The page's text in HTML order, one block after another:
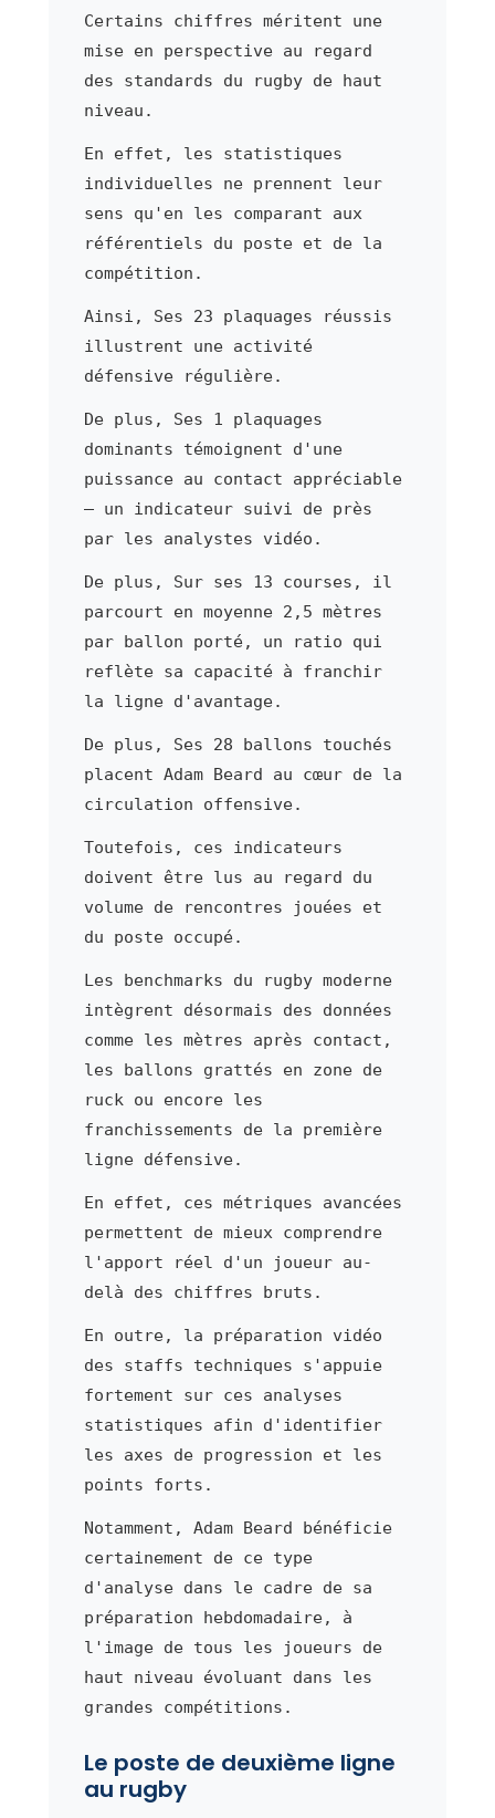
Certains chiffres méritent une
mise en perspective au regard
des standards du rugby de haut
niveau.
En effet, les statistiques
individuelles ne prennent leur
sens qu'en les comparant aux
référentiels du poste et de la
compétition.
Ainsi, Ses 23 plaquages réussis
illustrent une activité
défensive régulière.
De plus, Ses 1 plaquages
dominants témoignent d'une
puissance au contact appréciable
— un indicateur suivi de près
par les analystes vidéo.
De plus, Sur ses 13 courses, il
parcourt en moyenne 2,5 mètres
par ballon porté, un ratio qui
reflète sa capacité à franchir
la ligne d'avantage.
De plus, Ses 28 ballons touchés
placent Adam Beard au cœur de la
circulation offensive.
Toutefois, ces indicateurs
doivent être lus au regard du
volume de rencontres jouées et
du poste occupé.
Les benchmarks du rugby moderne
intègrent désormais des données
comme les mètres après contact,
les ballons grattés en zone de
ruck ou encore les
franchissements de la première
ligne défensive.
En effet, ces métriques avancées
permettent de mieux comprendre
l'apport réel d'un joueur au-
delà des chiffres bruts.
En outre, la préparation vidéo
des staffs techniques s'appuie
fortement sur ces analyses
statistiques afin d'identifier
les axes de progression et les
points forts.
Notamment, Adam Beard bénéficie
certainement de ce type
d'analyse dans le cadre de sa
préparation hebdomadaire, à
l'image de tous les joueurs de
haut niveau évoluant dans les
grandes compétitions.
Le poste de deuxième ligne
au rugby